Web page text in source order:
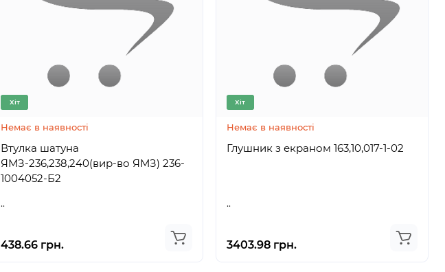
Хіт
Немає в наявності
Втулка шатуна
ЯМЗ-236,238,240(вир-во ЯМЗ) 236-
1004052-Б2
..
438.66 грн.
Хіт
Немає в наявності
Глушник з екраном 163,10,017-1-02
..
3403.98 грн.